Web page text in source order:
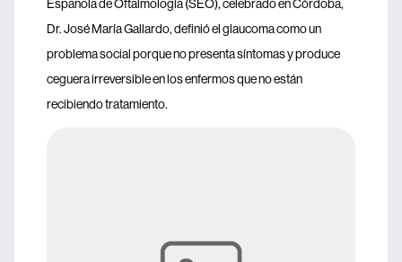
Española de Oftalmología (SEO), celebrado en Córdoba,
Dr. José María Gallardo, definió el glaucoma como un
problema social porque no presenta síntomas y produce
ceguera irreversible en los enfermos que no están
recibiendo tratamiento.